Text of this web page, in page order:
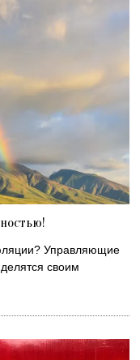
Управляющие
своим